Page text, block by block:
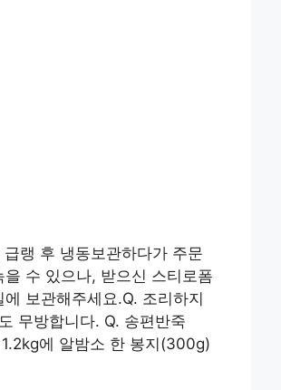
랭 후 냉동보관하다가 주문
수 있으나, 받으신 스티로폼
보관해주세요.Q. 조리하지
무방합니다. Q. 송편반죽
에 알밤소 한 봉지(300g)